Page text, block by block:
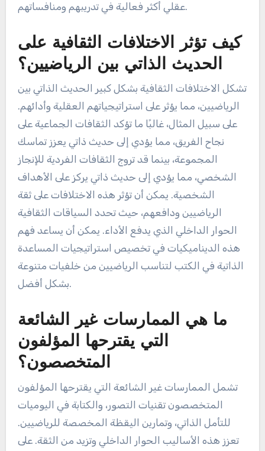
عقلي أكثر فعالية في تدريبهم ومنافساتهم.
كيف تؤثر الاختلافات الثقافية على
الحديث الذاتي بين الرياضيين؟
تشكل الاختلافات الثقافية بشكل كبير الحديث الذاتي بين
الرياضيين، مما يؤثر على استراتيجياتهم العقلية وأدائهم.
على سبيل المثال، غالبًا ما تؤكد الثقافات الجماعية على
نجاح الفريق، مما يؤدي إلى حديث ذاتي يعزز تماسك
المجموعة، بينما قد تروج الثقافات الفردية للإنجاز
الشخصي، مما يؤدي إلى حديث ذاتي يركز على الأهداف
الشخصية. يمكن أن تؤثر هذه الاختلافات على ثقة
الرياضيين ودافعهم، حيث تحدد السياقات الثقافية
الحوار الداخلي الذي يدفع الأداء. يمكن أن يساعد فهم
هذه الديناميكيات في تخصيص استراتيجيات المساعدة
الذاتية في الكتب لتناسب الرياضيين من خلفيات متنوعة
بشكل أفضل.
ما هي الممارسات غير الشائعة
التي يقترحها المؤلفون
المتخصصون؟
تشمل الممارسات غير الشائعة التي يقترحها المؤلفون
المتخصصون تقنيات التصور، والكتابة في اليوميات
للتأمل الذاتي، وتمارين اليقظة المخصصة للرياضيين.
تعزز هذه الأساليب الحوار الداخلي وتزيد من الثقة. على